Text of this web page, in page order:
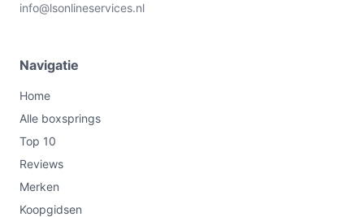
info@lsonlineservices.nl
Navigatie
Home
Alle boxsprings
Top 10
Reviews
Merken
Koopgidsen